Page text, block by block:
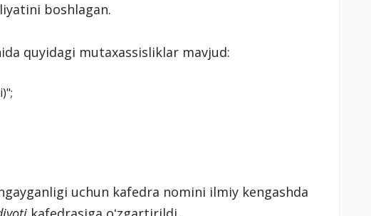
boshlagan.
quyidagi mutaxassisliklar mavjud:
uchun kafedra nomini ilmiy kengashda